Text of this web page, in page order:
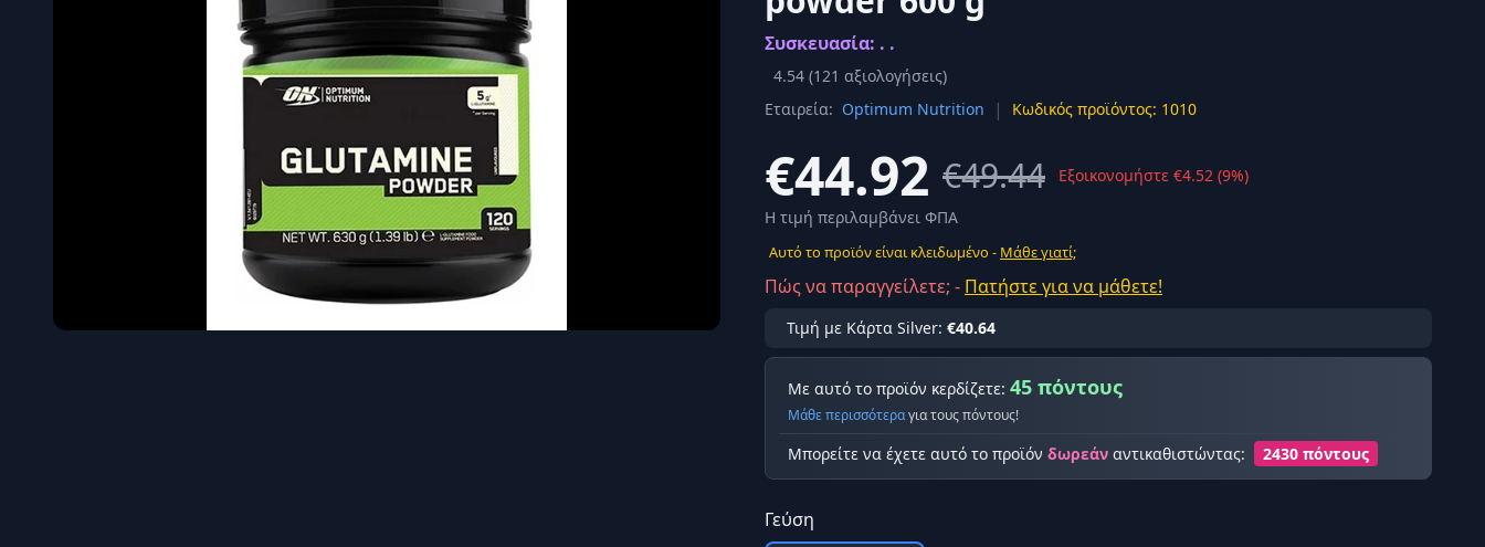
Όγκου
Διεγερτικά
Τεστοστερόνης
Συσκευασία: . .
4.54 (121 αξιολογήσεις)
Εταιρεία: Optimum Nutrition | Κωδικός προϊόντος: 1010
€44.92 €49.44
Εξοικονομήστε €4.52 (9%)
Η τιμή περιλαμβάνει ΦΠΑ
Αυτό το προϊόν είναι κλειδωμένο - Μάθε γιατί;
Πώς να παραγγείλετε; - Πατήστε για να μάθετε!
Τιμή με Κάρτα Silver: €40.64
Με αυτό το προϊόν κερδίζετε: 45 πόντους
Μάθε περισσότεραγια τους πόντους!
Μπορείτε να έχετε αυτό το προϊόν δωρεάν αντικαθιστώντας: 2430 πόντους
Γεύση
Σύνδεση
Εγγραφείτε εδώ
Επιστροφή